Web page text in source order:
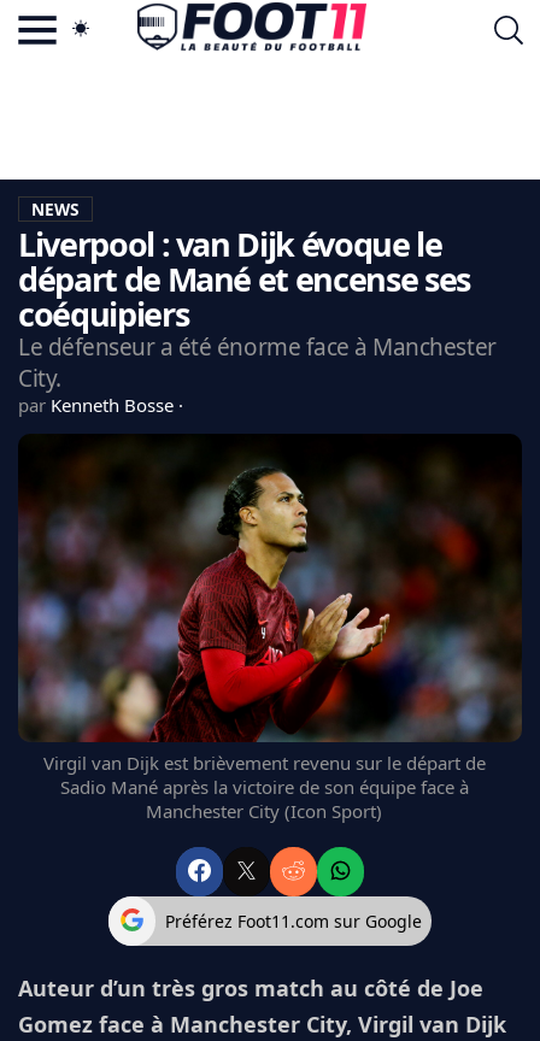
LA CHARTE
VIE PRIVÉE
CGU
CONTACTEZ-NOUS
MERCATO
LIGUE 1
REAL MADRID
FC BARCELONE
MANCHESTER UNITED
CHELSEA
ARSENAL
BAYERN
L'AVIS DE LA RÉDAC'
NEWS
Liverpool : van Dijk évoque le
départ de Mané et encense ses
coéquipiers
Le défenseur a été énorme face à Manchester
City.
par Kenneth Bosse
Virgil van Dijk est brièvement revenu sur le départ de
Sadio Mané après la victoire de son équipe face à
Manchester City (Icon Sport)
Préférez Foot11.com sur Google
Auteur d’un très gros match au côté de Joe
Gomez face à Manchester City, Virgil van Dijk